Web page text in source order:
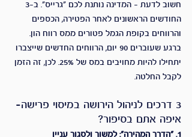
החודשים הראשונים לאחר הפטירה, הכספים
והרווחים בקופת הגמל פטורים ממס רווח הון.
ברגע שעוברים 90 יום, הרווחים החדשים שייצברו
יתחילו להיות מחויבים במס של 25%. לכן, זה הזמן
לקבל החלטה.
3 דרכים לניהול הירושה במיסוי פרישה–
איפה אתם בסיפור?
1. "הדרך המהירה": למשוך ולסגור עניין